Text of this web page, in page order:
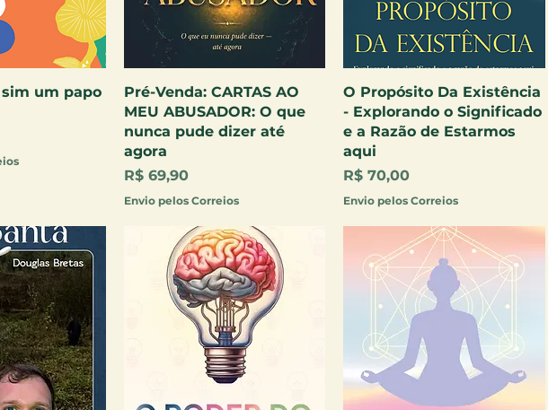
rápida
um papo
Visualização rápida
Pré-Venda: CARTAS AO
MEU ABUSADOR: O que
nunca pude dizer até
agora
Preço
R$ 69,90
Envio pelos Correios
Visualização rápida
O Propósito Da Existência
- Explorando o Significado
e a Razão de Estarmos
aqui
Preço
R$ 70,00
Envio pelos Correios